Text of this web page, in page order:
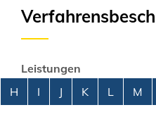
Leistungen
Alphabetisches Register
H I J K L M